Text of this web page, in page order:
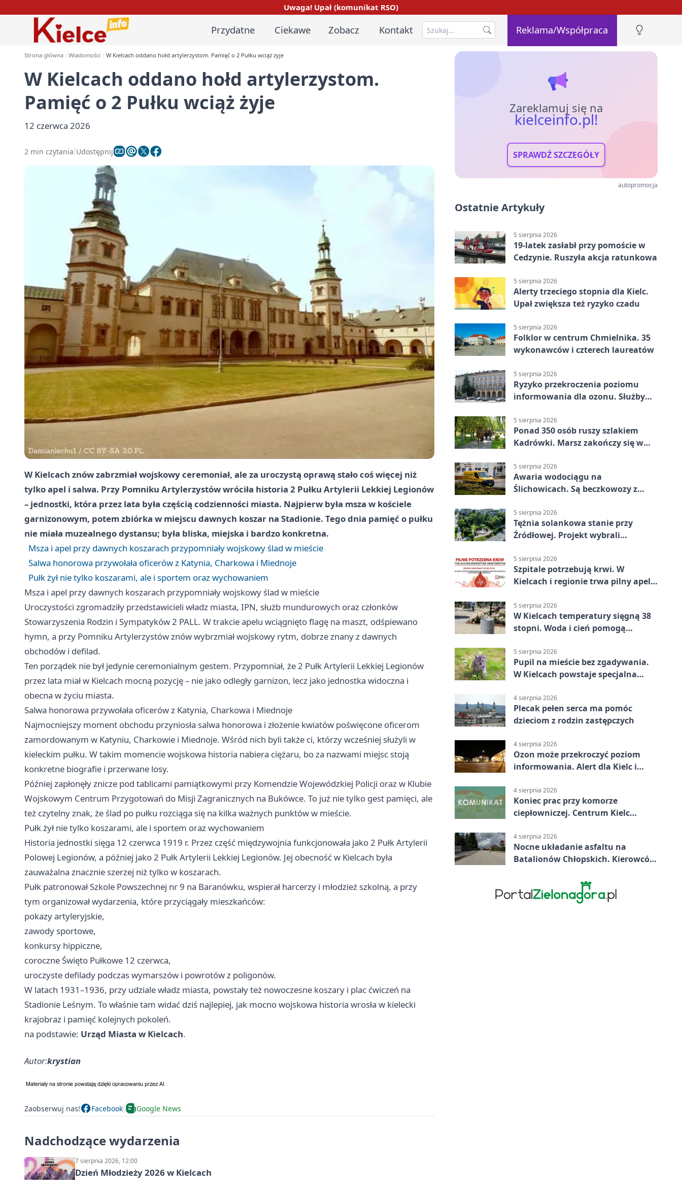
Uwaga! Upał (komunikat RSO)
Przydatne Ciekawe Zobacz Kontakt Reklama/Współpraca
Strona główna Wiadomości W Kielcach oddano hołd artylerzystom. Pamięć o 2 Pułku wciąż żyje
W Kielcach oddano hołd artylerzystom.
Pamięć o 2 Pułku wciąż żyje
12 czerwca 2026
2 min czytania Udostępnij
W Kielcach znów zabrzmiał wojskowy ceremoniał, ale za uroczystą oprawą stało coś więcej niż
tylko apel i salwa. Przy Pomniku Artylerzystów wróciła historia 2 Pułku Artylerii Lekkiej Legionów
– jednostki, która przez lata była częścią codzienności miasta. Najpierw była msza w kościele
garnizonowym, potem zbiórka w miejscu dawnych koszar na Stadionie. Tego dnia pamięć o pułku
nie miała muzealnego dystansu; była bliska, miejska i bardzo konkretna.
Msza i apel przy dawnych koszarach przypomniały wojskowy ślad w mieście
Salwa honorowa przywołała oficerów z Katynia, Charkowa i Miednoje
Pułk żył nie tylko koszarami, ale i sportem oraz wychowaniem
Msza i apel przy dawnych koszarach przypomniały wojskowy ślad w mieście
Uroczystości zgromadziły przedstawicieli władz miasta, IPN, służb mundurowych oraz członków
Stowarzyszenia Rodzin i Sympatyków 2 PALL. W trakcie apelu wciągnięto flagę na maszt, odśpiewano
hymn, a przy Pomniku Artylerzystów znów wybrzmiał wojskowy rytm, dobrze znany z dawnych
obchodów i defilad.
Ten porządek nie był jedynie ceremonialnym gestem. Przypomniał, że 2 Pułk Artylerii Lekkiej Legionów
przez lata miał w Kielcach mocną pozycję – nie jako odległy garnizon, lecz jako jednostka widoczna i
obecna w życiu miasta.
Salwa honorowa przywołała oficerów z Katynia, Charkowa i Miednoje
Najmocniejszy moment obchodu przyniosła salwa honorowa i złożenie kwiatów poświęcone oficerom
zamordowanym w Katyniu, Charkowie i Miednoje. Wśród nich byli także ci, którzy wcześniej służyli w
kieleckim pułku. W takim momencie wojskowa historia nabiera ciężaru, bo za nazwami miejsc stoją
konkretne biografie i przerwane losy.
Później zapłonęły znicze pod tablicami pamiątkowymi przy Komendzie Wojewódzkiej Policji oraz w Klubie
Wojskowym Centrum Przygotowań do Misji Zagranicznych na Bukówce. To już nie tylko gest pamięci, ale
też czytelny znak, że ślad po pułku rozciąga się na kilka ważnych punktów w mieście.
Pułk żył nie tylko koszarami, ale i sportem oraz wychowaniem
Historia jednostki sięga 12 czerwca 1919 r. Przez część międzywojnia funkcjonowała jako 2 Pułk Artylerii
Polowej Legionów, a później jako 2 Pułk Artylerii Lekkiej Legionów. Jej obecność w Kielcach była
zauważalna znacznie szerzej niż tylko w koszarach.
Pułk patronował Szkole Powszechnej nr 9 na Baranówku, wspierał harcerzy i młodzież szkolną, a przy
tym organizował wydarzenia, które przyciągały mieszkańców:
pokazy artyleryjskie,
zawody sportowe,
konkursy hippiczne,
coroczne Święto Pułkowe 12 czerwca,
uroczyste defilady podczas wymarszów i powrotów z poligonów.
W latach 1931–1936, przy udziale władz miasta, powstały też nowoczesne koszary i plac ćwiczeń na
Stadionie Leśnym. To właśnie tam widać dziś najlepiej, jak mocno wojskowa historia wrosła w kielecki
krajobraz i pamięć kolejnych pokoleń.
na podstawie: Urząd Miasta w Kielcach.
Autor:krystian
Zaobserwuj nas! Facebook Google News
Nadchodzące wydarzenia
7 sierpnia 2026, 12:00
Dzień Młodzieży 2026 w Kielcach
Zareklamuj się na
kielceinfo.pl!
SPRAWDŹ SZCZEGÓŁY
autopromocja
Ostatnie Artykuły
5 sierpnia 2026
19-latek zasłabł przy pomoście w
Cedzynie. Ruszyła akcja ratunkowa
5 sierpnia 2026
Alerty trzeciego stopnia dla Kielc.
Upał zwiększa też ryzyko czadu
5 sierpnia 2026
Folklor w centrum Chmielnika. 35
wykonawców i czterech laureatów
5 sierpnia 2026
Ryzyko przekroczenia poziomu
informowania dla ozonu. Służby
5 sierpnia 2026
Ponad 350 osób ruszy szlakiem
Kadrówki. Marsz zakończy się w
5 sierpnia 2026
Awaria wodociągu na
Ślichowicach. Są beczkowozy z
5 sierpnia 2026
Tężnia solankowa stanie przy
Źródłowej. Projekt wybrali
5 sierpnia 2026
Szpitale potrzebują krwi. W
Kielcach i regionie trwa pilny apel
5 sierpnia 2026
W Kielcach temperatury sięgną 38
stopni. Woda i cień pomogą
5 sierpnia 2026
Pupil na mieście bez zgadywania.
W Kielcach powstaje specjalna
4 sierpnia 2026
Plecak pełen serca ma pomóc
dzieciom z rodzin zastępczych
4 sierpnia 2026
Ozon może przekroczyć poziom
informowania. Alert dla Kielc i
4 sierpnia 2026
Koniec prac przy komorze
ciepłowniczej. Centrum Kielc
4 sierpnia 2026
Nocne układanie asfaltu na
Batalionów Chłopskich. Kierowców